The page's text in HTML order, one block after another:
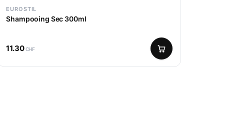
EUROSTIL
Shampooing Sec 300ml
11.30 CHF